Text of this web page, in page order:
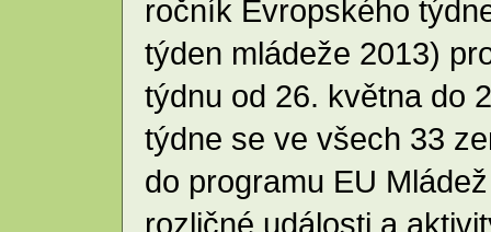
ročník Evropského
týden mládeže 2013)
týdnu od 26. května do
týdne se ve všech 33
do programu EU
rozličné události a